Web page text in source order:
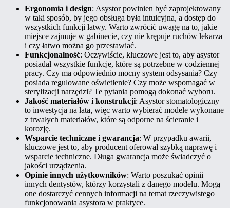
Ergonomia i design: Asystor powinien być zaprojektowany
w taki sposób, by jego obsługa była intuicyjna, a dostęp do
wszystkich funkcji łatwy. Warto zwrócić uwagę na to, jakie
miejsce zajmuje w gabinecie, czy nie krępuje ruchów lekarza
i czy łatwo można go przestawiać.
Funkcjonalność: Oczywiście, kluczowe jest to, aby asystor
posiadał wszystkie funkcje, które są potrzebne w codziennej
pracy. Czy ma odpowiednio mocny system odsysania? Czy
posiada regulowane oświetlenie? Czy może wspomagać w
sterylizacji narzędzi? Te pytania pomogą dokonać wyboru.
Jakość materiałów i konstrukcji: Asystor stomatologiczny
to inwestycja na lata, więc warto wybierać modele wykonane
z trwałych materiałów, które są odporne na ścieranie i
korozję.
Wsparcie techniczne i gwarancja: W przypadku awarii,
kluczowe jest to, aby producent oferował szybką naprawę i
wsparcie techniczne. Długa gwarancja może świadczyć o
jakości urządzenia.
Opinie innych użytkowników: Warto poszukać opinii
innych dentystów, którzy korzystali z danego modelu. Mogą
one dostarczyć cennych informacji na temat rzeczywistego
funkcjonowania asystora w praktyce.